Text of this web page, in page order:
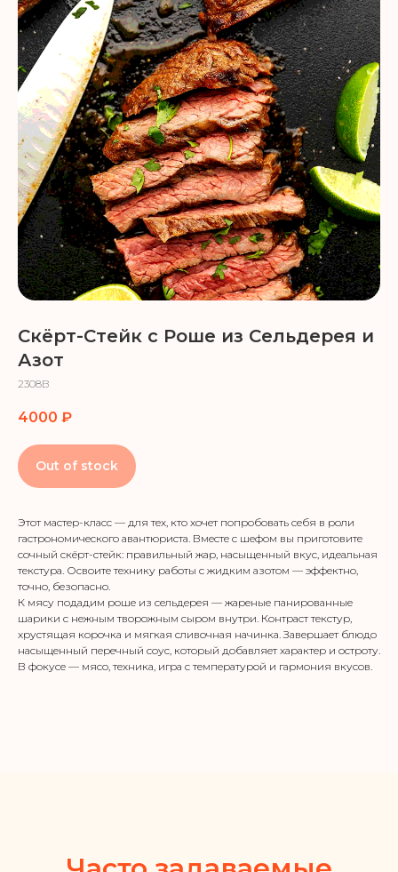
Скёрт-Стейк с Роше из Сельдерея и
Азот
2308В
4000 ₽
Out of stock
Этот мастер-класс — для тех, кто хочет попробовать себя в роли
гастрономического авантюриста. Вместе с шефом вы приготовите
сочный скёрт-стейк: правильный жар, насыщенный вкус, идеальная
текстура. Освоите технику работы с жидким азотом — эффектно,
точно, безопасно.
К мясу подадим роше из сельдерея — жареные панированные
шарики с нежным творожным сыром внутри. Контраст текстур,
хрустящая корочка и мягкая сливочная начинка. Завершает блюдо
насыщенный перечный соус, который добавляет характер и остроту.
В фокусе — мясо, техника, игра с температурой и гармония вкусов.